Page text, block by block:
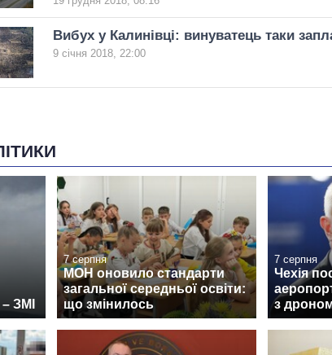
Вибух у Калинівці: винуватець таки
9 січня 2018, 22:00
ЗМІ
7 серпня
МОН оновило стандарти
загальної середньої освіти:
що змінилось
7 серпня
Чехія
з